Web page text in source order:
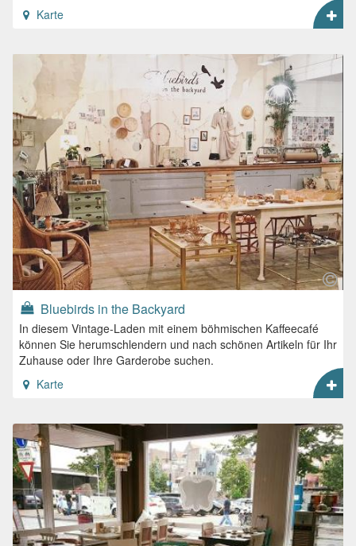
Karte
Bluebirds in the Backyard
In diesem Vintage-Laden mit einem böhmischen Kaffeecafé
können Sie herumschlendern und nach schönen Artikeln für Ihr
Zuhause oder Ihre Garderobe suchen.
Karte